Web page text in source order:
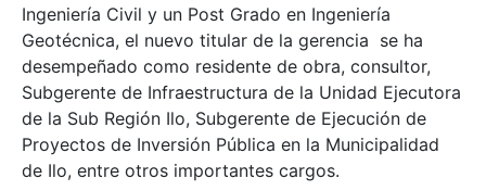
Ingeniería Civil y un Post Grado en Ingeniería
Geotécnica, el nuevo titular de la gerencia se ha
desempeñado como residente de obra, consultor,
Subgerente de Infraestructura de la Unidad Ejecutora
de la Sub Región Ilo, Subgerente de Ejecución de
Proyectos de Inversión Pública en la Municipalidad
de Ilo, entre otros importantes cargos.